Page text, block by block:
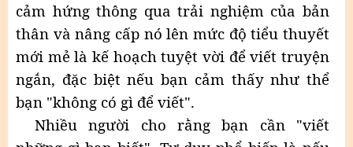
cảm hứng thông qua trải nghiệm của bản
thân và nâng cấp nó lên mức độ tiểu thuyết
mới mẻ là kế hoạch tuyệt vời để viết truyện
ngắn, đặc biệt nếu bạn cảm thấy như thể
bạn "không có gì để viết".
Nhiều người cho rằng bạn cần "viết